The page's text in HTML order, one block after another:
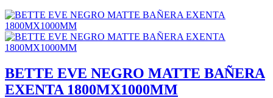
BETTE EVE NEGRO MATTE BAÑERA
EXENTA 1800MX1000MM